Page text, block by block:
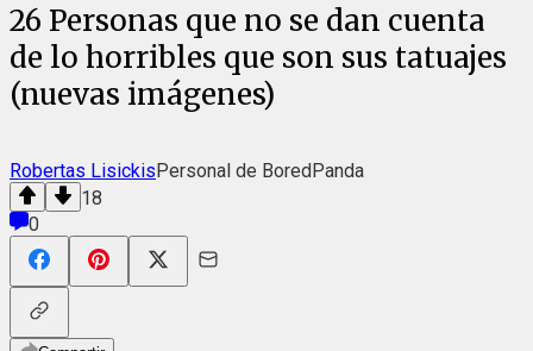
26 Personas que no se dan cuenta
de lo horribles que son sus tatuajes
(nuevas imágenes)
Robertas LisickisPersonal de BoredPanda
18
0